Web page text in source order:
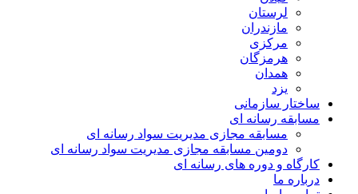
لرستان
مازندران
مرکزی
هرمزگان
همدان
یزد
ساختار سازمانی
مسابقه رسانه ای
مسابقه مجازی مدیریت سواد رسانه ای
دومین مسابقه مجازی مدیریت سواد رسانه ای
کارگاه و دوره های رسانه ای
درباره ما